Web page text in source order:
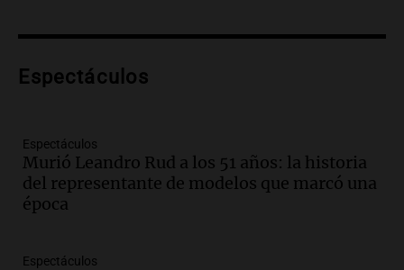
Audio.Detienen a pareja en Alderete por
Panorama Federal
Episodios
Audio.El alzobispo García Cueva llama a
la clase dirigente a abordar problemas
Episodios
Espectáculos
Espectáculos
Murió Leandro Rud a los 51 años: la historia
del representante de modelos que marcó una
época
Espectáculos